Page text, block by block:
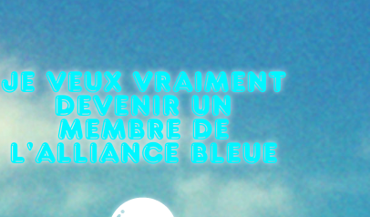
Je veux vraiment
devenir un
membre de
l'alliance bleue